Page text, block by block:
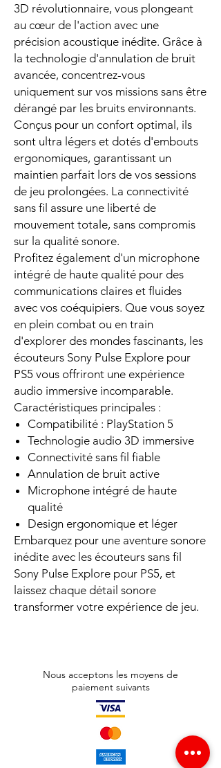
3D révolutionnaire, vous plongeant
au cœur de l'action avec une
précision acoustique inédite. Grâce à
la technologie d'annulation de bruit
avancée, concentrez-vous
uniquement sur vos missions sans être
dérangé par les bruits environnants.
Conçus pour un confort optimal, ils
sont ultra légers et dotés d'embouts
ergonomiques, garantissant un
maintien parfait lors de vos sessions
de jeu prolongées. La connectivité
sans fil assure une liberté de
mouvement totale, sans compromis
sur la qualité sonore.
Profitez également d'un microphone
intégré de haute qualité pour des
communications claires et fluides
avec vos coéquipiers. Que vous soyez
en plein combat ou en train
d'explorer des mondes fascinants, les
écouteurs Sony Pulse Explore pour
PS5 vous offriront une expérience
audio immersive incomparable.
Caractéristiques principales :
Compatibilité : PlayStation 5
Technologie audio 3D immersive
Connectivité sans fil fiable
Annulation de bruit active
Microphone intégré de haute
qualité
Design ergonomique et léger
Embarquez pour une aventure sonore
inédite avec les écouteurs sans fil
Sony Pulse Explore pour PS5, et
laissez chaque détail sonore
transformer votre expérience de jeu.
Nous acceptons les moyens de
paiement suivants